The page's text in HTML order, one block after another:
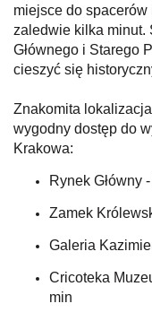
miejsce do
zaledwie kilka minut.
Głównego i Starego
cieszyć się
Znakomita
wygodny dostęp do
Krakowa:
Rynek Główny
Zamek
Galeria
Cricoteka
min